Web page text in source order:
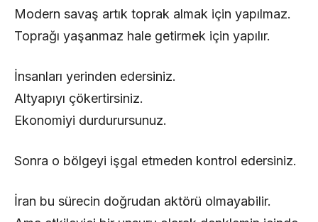
Modern savaş artık toprak almak için yapılmaz.
Toprağı yaşanmaz hale getirmek için yapılır.
İnsanları yerinden edersiniz.
Altyapıyı çökertirsiniz.
Ekonomiyi durdurursunuz.
Sonra o bölgeyi işgal etmeden kontrol edersiniz.
İran bu sürecin doğrudan aktörü olmayabilir.